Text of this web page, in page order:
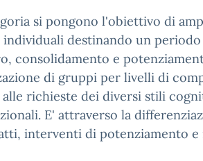
si pongono l'obiettivo di
destinando un
consolidamento e
di gruppi per livelli di
richieste dei diversi stili
E' attraverso la
interventi di potenziamento